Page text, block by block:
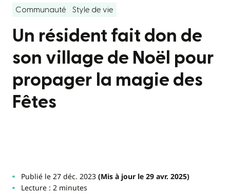
Communauté Style de vie
Un résident fait don de
son village de Noël pour
propager la magie des
Fêtes
Publié le 27 déc. 2023(Mis à jour le 29 avr. 2025)
Lecture : 2 minutes